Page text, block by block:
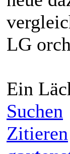
LG
Ein
Suchen
Zitieren